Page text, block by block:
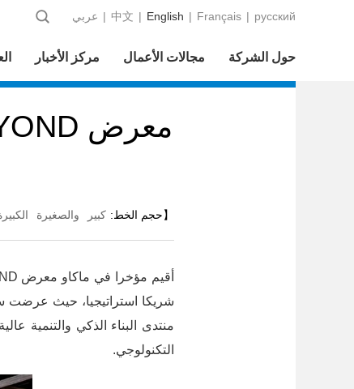
中文 | English | Français | русский
| عربي
حول الشركة مجالات الأعمال مركز الأخبار
【حجم الخط: كبير والصغيرة
أقيم مؤخرا في ماكاو معرض BEYOND الدولي السادس للابتكار العلمي والتكنولوجي بنجاح. وشاركت شركة
شريكا استراتيجيا، حيث عرضت
منتدى البناء الذكي والتنمية
التكنولوجي.